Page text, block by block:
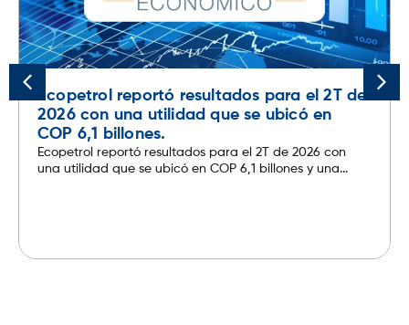
Ecopetrol reportó resultados para el 2T de
2026 con una utilidad que se ubicó en
COP 6,1 billones.
Ecopetrol reportó resultados para el 2T de 2026 con
una utilidad que se ubicó en COP 6,1 billones y una...